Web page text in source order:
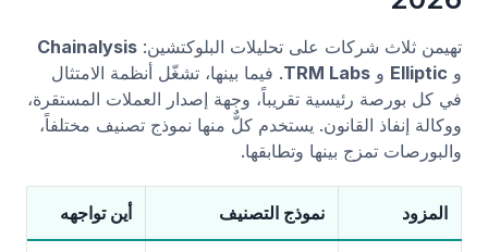
تهيمن ثلاث شركات على تحليلات البلوكتشين: Chainalysis
و Elliptic و TRM Labs. فيما بينها، تشغّل أنظمة الامتثال
في كل بورصة رئيسية تقريباً، وجهة إصدار العملات المستقرة،
ووكالة إنفاذ القانون. يستخدم كلٌّ منها نموذج تصنيف مختلفاً،
والبورصات تمزج بينها وتطابقها.
المزود نموذج التصنيف أين تواجهه